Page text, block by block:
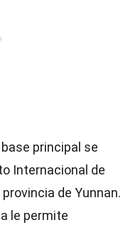
base principal se
Internacional de
de Yunnan.
le permite